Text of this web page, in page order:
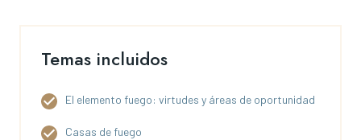
Temas incluidos
El elemento fuego: virtudes y áreas de oportunidad
Casas de fuego